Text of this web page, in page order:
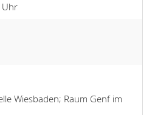
Uhr
Wiesbaden; Raum Genf im